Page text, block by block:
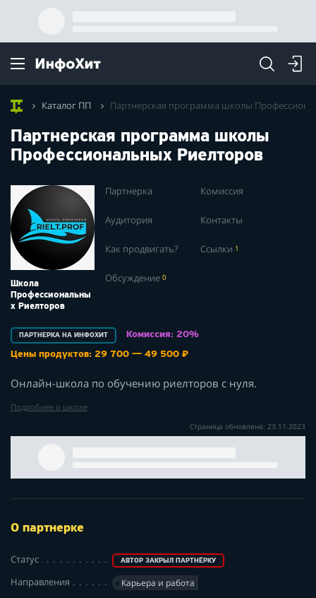
Каталог ПП Партнерская программа школы
Партнерская программа школы
Профессиональных Риелторов
Школа
Профессиональны
х Риелторов
Партнерка Комиссия
Аудитория Контакты
Как продвигать? Ссылки 1
Обсуждение0
ПАРТНЕРКА НА ИНФОХИТ
Комиссия: 20%
Цены продуктов: 29 700 — 49 500 ₽
Онлайн-школа по обучению риелторов с нуля.
Подробнее о школе
Страница обновлена: 23.11.2023
О партнерке
Статус АВТОР ЗАКРЫЛ ПАРТНЁРКУ
Направления Карьера и работа